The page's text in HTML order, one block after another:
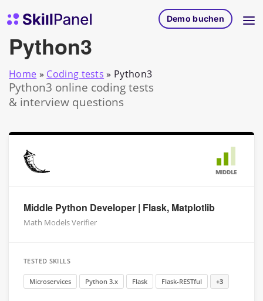
SkillPanel Startseite
Demo buchen
Python3
Home » Coding tests » Python3
Python3 online coding tests
& interview questions
MIDDLE
Middle Python Developer | Flask, Matplotlib
Math Models Verifier
TESTED SKILLS
Microservices Python 3.x Flask Flask-RESTful +3